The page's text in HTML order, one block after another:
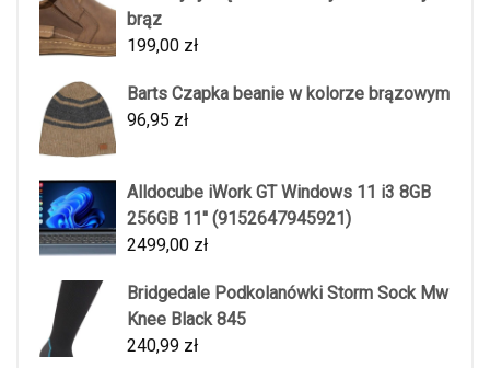
brąz
199,00 zł
Barts Czapka beanie w kolorze brązowym
96,95 zł
Alldocube iWork GT Windows 11 i3 8GB
256GB 11'' (9152647945921)
2499,00 zł
Bridgedale Podkolanówki Storm Sock Mw
Knee Black 845
240,99 zł